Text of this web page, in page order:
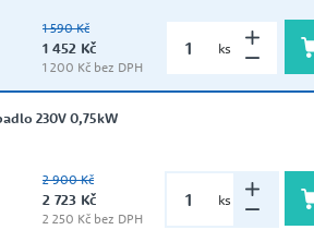
VODÁRNY NA 12V A 24V
SIGMA
WILO
1 590 Kč
1 452 Kč
1 200 Kč bez DPH
ks
230V 0,75kW
2 900 Kč
2 723 Kč
2 250 Kč bez DPH
ks